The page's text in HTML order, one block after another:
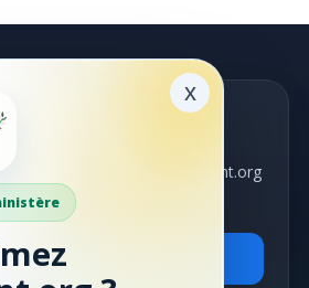
Faites découvrir Guadadvent.org
à vos proches.
x